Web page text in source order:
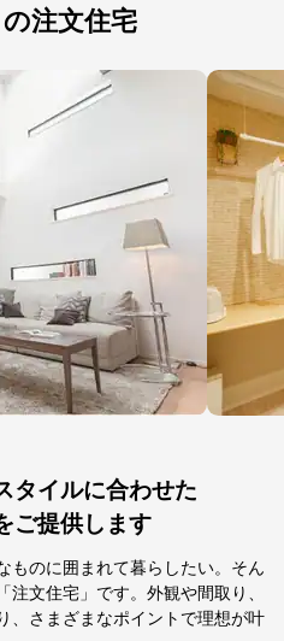
注文住宅
タイルに合わせた
ご提供します
ものに囲まれて暮らしたい。そん
文住宅」です。外観や間取り、
、さまざまなポイントで理想が叶